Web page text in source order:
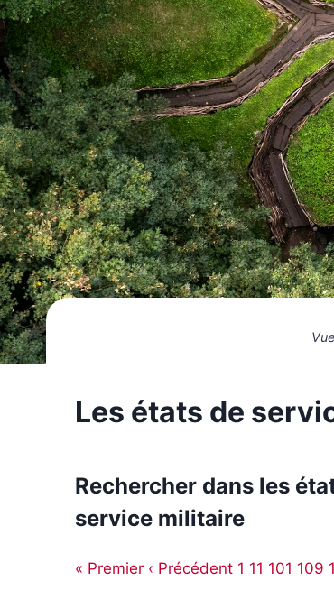
Les états de
Rechercher dans les
service militaire
« Premier ‹ Précédent 1 11 101 109